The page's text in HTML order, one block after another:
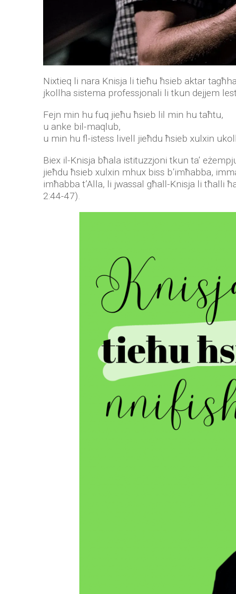
Nixtieq li nara Knisja li tieħu ħsieb aktar
jkollha sistema professjonali li tkun dejjem
Fejn min hu fuq jieħu ħsieb lil min hu taħtu,
u anke bil-maqlub,
u min hu fl-istess livell jieħdu ħsieb xulxin
Biex il-Knisja bħala istituzzjoni tkun ta’
jieħdu ħsieb xulxin mhux biss b’imħabba,
imħabba t’Alla, li jwassal għall-Knisja li tħalli
2:44-47).